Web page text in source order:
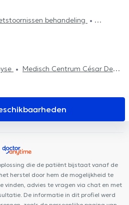
Eetstoornissen
behandeling
Medisch Centrum César De
Orthophysics
Geoffroy
Centre Médical Médi-
Centre Dyaz
Berchem-Sainte-Agathe
die de patiënt bijstaat vanaf de
herstel door hem de mogelijkheid te
vinden, advies te vragen via chat en met
De informatie in dit profiel werd